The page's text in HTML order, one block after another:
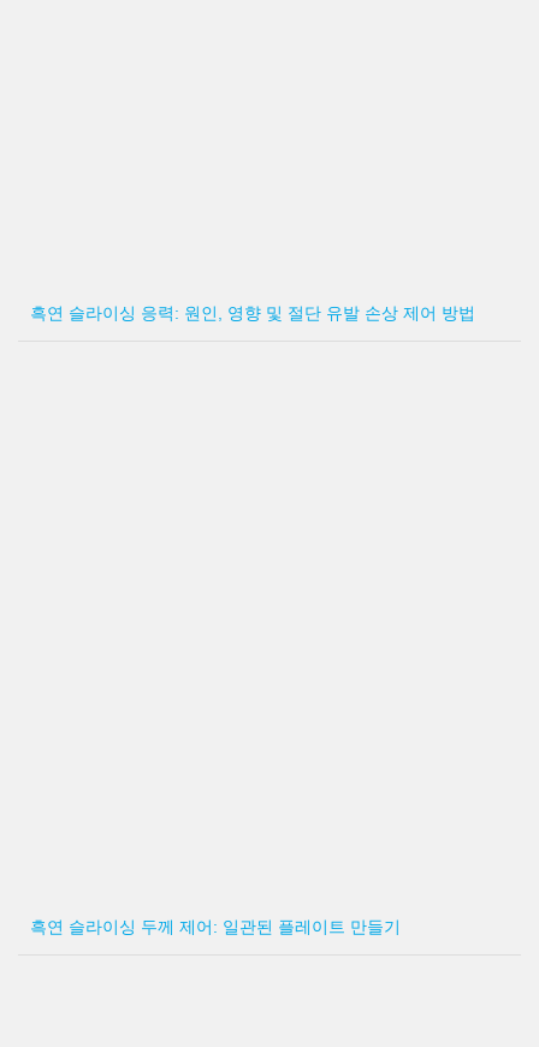
흑연 슬라이싱 응력: 원인, 영향 및 절단 유발 손상 제어 방법
흑연 슬라이싱 두께 제어: 일관된 플레이트 만들기